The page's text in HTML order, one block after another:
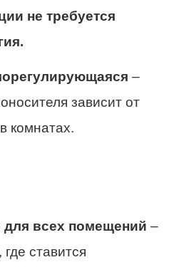
не требуется
–
зависит от
комнатах.
для всех помещений –
ставится